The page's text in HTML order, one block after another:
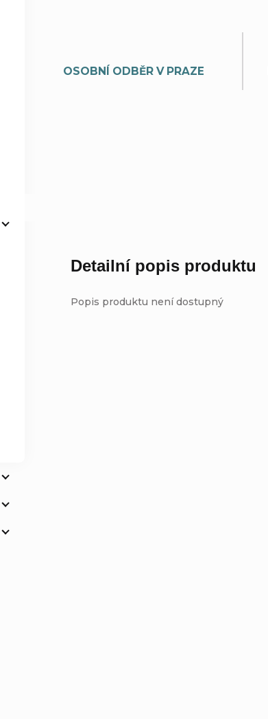
OSOBNÍ ODBĚR V PRAZE
Detailní popis produktu
Popis produktu není dostupný